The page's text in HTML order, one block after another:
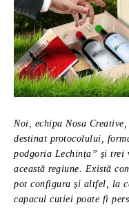
Noi, echipa Nosa
destinat protocolului,
podgoria Lechința” și trei
această regiune. Există
pot configura și altfel, la
capacul cutiei poate fi